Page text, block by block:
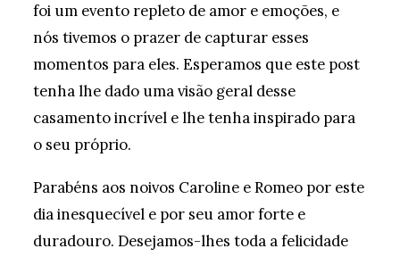
foi um evento repleto de amor e emoções, e
nós tivemos o prazer de capturar esses
momentos para eles. Esperamos que este post
tenha lhe dado uma visão geral desse
casamento incrível e lhe tenha inspirado para
o seu próprio.
Parabéns aos noivos Caroline e Romeo por este
dia inesquecível e por seu amor forte e
duradouro. Desejamos-lhes toda a felicidade